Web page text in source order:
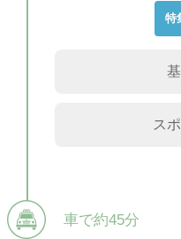
特
ス
車で約45分